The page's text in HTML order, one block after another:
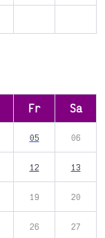
Fr Sa
05 06
12 13
19 20
26 27